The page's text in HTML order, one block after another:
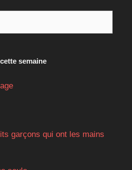
semaine
garçons qui ont les mains